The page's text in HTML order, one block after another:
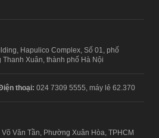
Hapulico Complex, Số 01, phố
Xuân, thành phố Hà Nội
thoại: 024 7309 5555, máy lẻ 62.370
Văn Tần, Phường Xuân Hòa, TPHCM